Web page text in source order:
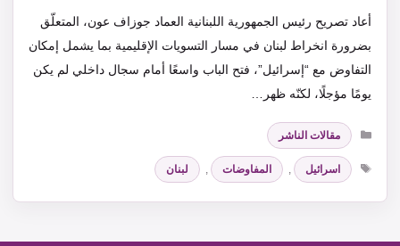
أعاد تصريح رئيس الجمهورية اللبنانية العماد جوزاف عون، المتعلّق
بضرورة انخراط لبنان في مسار التسويات الإقليمية بما يشمل إمكان
التفاوض مع “إسرائيل”، فتح الباب واسعًا أمام سجال داخلي لم يكن
يومًا مؤجلًا، لكنّه ظهر…
التصنيفات
مقالات الناشر
الوسوم
اسرائيل , المفاوضات , لبنان